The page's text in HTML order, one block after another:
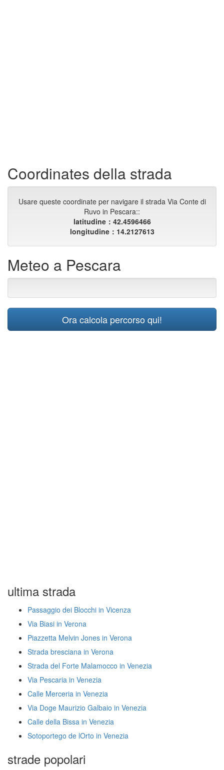
Coordinates della strada
Usare queste coordinate per navigare il strada Via Conte di
Ruvo in Pescara::
latitudine：42.4596466
longitudine：14.2127613
Meteo a Pescara
Ora calcola percorso qui!
ultima strada
Passaggio dei Blocchi in Vicenza
Via Biasi in Verona
Piazzetta Melvin Jones in Verona
Strada bresciana in Verona
Strada del Forte Malamocco in Venezia
Via Pescaria in Venezia
Calle Merceria in Venezia
Via Doge Maurizio Galbaio in Venezia
Calle della Bissa in Venezia
Sotoportego de lOrto in Venezia
strade popolari